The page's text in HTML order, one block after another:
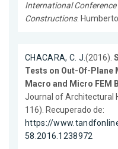
International
Constructions.
CHACARA, C. J.(2016).
Tests on Out-Of-Plane
Macro and Micro FEM
Journal of Architectural
116). Recuperado de:
https://
58.2016.1238972